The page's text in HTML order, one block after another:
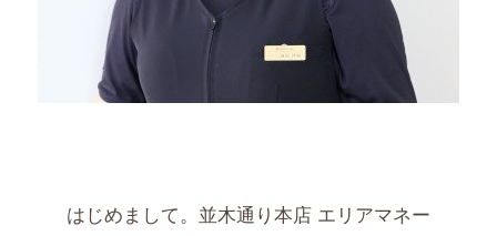
はじめまして。並木通り本店 エリアマネー